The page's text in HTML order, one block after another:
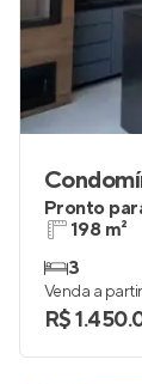
Pronto
198 m²
3
Venda a
R$